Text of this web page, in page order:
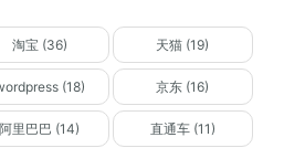
淘宝 (36) 天猫 (19)
(18) 京东 (16)
阿里巴巴 (14) 直通车 (11)